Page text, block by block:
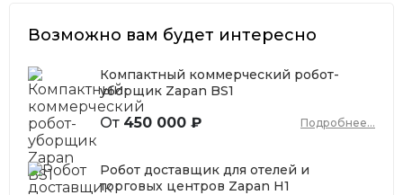
Возможно вам будет интересно
Компактный коммерческий робот-
уборщик Zapan BS1
От 450 000 ₽ Подробнее...
Робот доставщик для отелей и
торговых центров Zapan H1